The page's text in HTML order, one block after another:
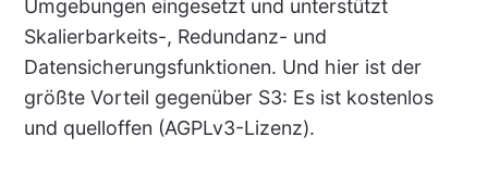
Umgebungen eingesetzt und unterstützt
Skalierbarkeits-, Redundanz- und
Datensicherungsfunktionen. Und hier ist der
größte Vorteil gegenüber S3: Es ist kostenlos
und quelloffen (AGPLv3-Lizenz).